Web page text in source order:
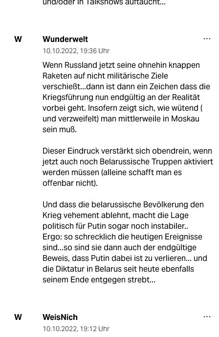
W Wunderwelt
10.10.2022, 19:36 Uhr
Wenn Russland jetzt seine ohnehin knappen
Raketen auf nicht militärische Ziele
verschießt...dann ist dann ein Zeichen dass die
Kriegsführung nun endgültig an der Realität
vorbei geht. Insofern zeigt sich, wie wütend (
und verzweifelt) man mittlerweile in Moskau
sein muß.
Dieser Eindruck verstärkt sich obendrein, wenn
jetzt auch noch Belarussische Truppen aktiviert
werden müssen (alleine schafft man es
offenbar nicht).
Und dass die belarussische Bevölkerung den
Krieg vehement ablehnt, macht die Lage
politisch für Putin sogar noch instabiler..
Ergo: so schrecklich die heutigen Ereignisse
sind...so sind sie dann auch der endgültige
Beweis, dass Putin dabei ist zu verlieren... und
die Diktatur in Belarus seit heute ebenfalls
seinem Ende entgegen strebt...
W WeisNich
10.10.2022, 19:12 Uhr